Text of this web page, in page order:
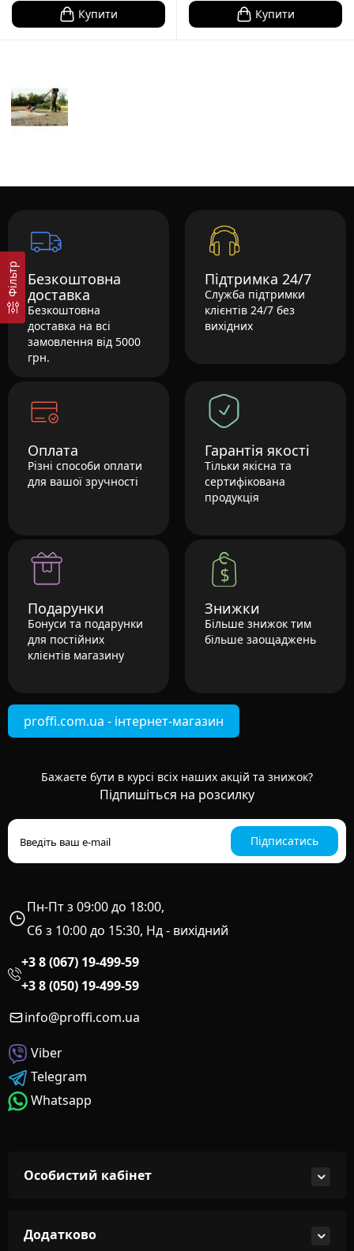
Фільтр
Купити Купити
Безкоштовна
доставка
Безкоштовна
доставка на всі
замовлення від 5000
грн.
Підтримка 24/7
Служба підтримки
клієнтів 24/7 без
вихідних
Оплата
Різні способи оплати
для вашої зручності
Гарантія якості
Тільки якісна та
сертифікована
продукція
Подарунки
Бонуси та подарунки
для постійних
клієнтів магазину
Знижки
Більше знижок тим
більше заощаджень
proffi.com.ua - інтернет-магазин
Бажаєте бути в курсі всіх наших акцій та знижок?
Підпишіться на розсилку
Підписатись
Пн-Пт з 09:00 до 18:00,
Сб з 10:00 до 15:30, Нд - вихідний
+3 8 (067) 19-499-59
+3 8 (050) 19-499-59
info@proffi.com.ua
Viber
Telegram
Whatsapp
Особистий кабінет
Додатково